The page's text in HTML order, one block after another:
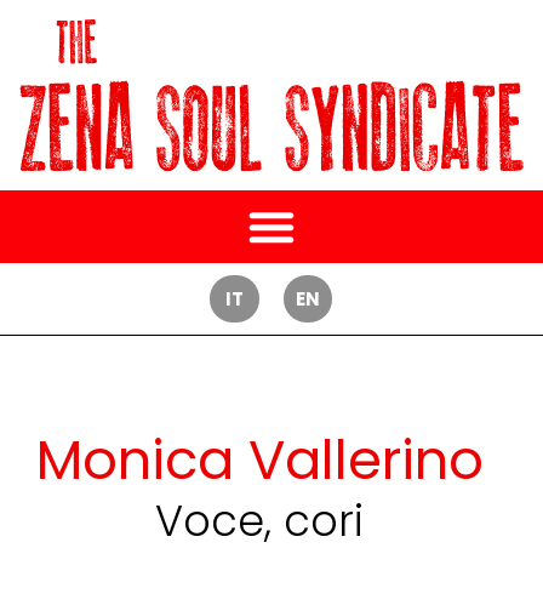
IT EN
Monica Vallerino
Voce, cori